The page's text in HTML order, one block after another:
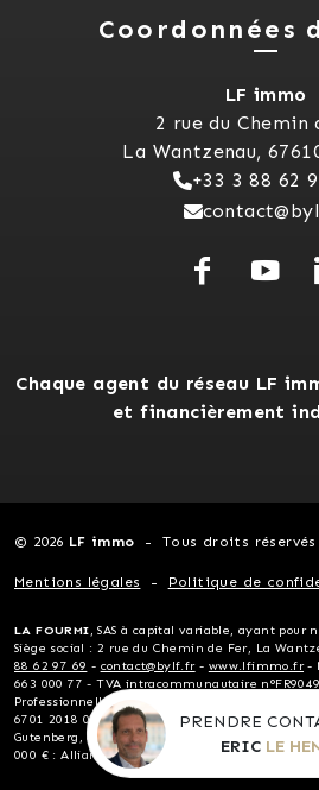
PRENDRE
ERIC LE
Coordonnées
LF immo
2 rue du Chemin
La Wantzenau,
+33 3 88 62
Chaque agent du réseau LF
et financièrement
© 2026 LF immo Tous droits réservés
Mentions légales Politique de
LA FOURMI, SAS à capital variable, ayant pour
Siège social : 2 rue du Chemin de Fer, La
88 62 97 69 - contact@bylf.fr- www.lfimmo.fr-
663 000 77 - TVA intracommunautaire
Professionnelle « Transactions sur immeubles
6701 2018 000 024 124 délivrée par la CCI
Gutenberg, 67081 Strasbourg - Garantie
000 € : Allianz - Assurance RCP Allianz, 1 cours